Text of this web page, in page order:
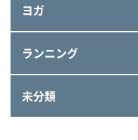
ヨガ
ランニング
未分類